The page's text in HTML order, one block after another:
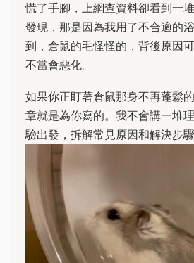
慌了手腳，上網查資料卻看到一
發現，那是因為我用了不合適的
到，倉鼠的毛怪怪的，背後原因
不當會惡化。
如果你正盯著倉鼠那身不再蓬鬆
章就是為你寫的。我不會講一堆
驗出發，拆解常見原因和解決步驟